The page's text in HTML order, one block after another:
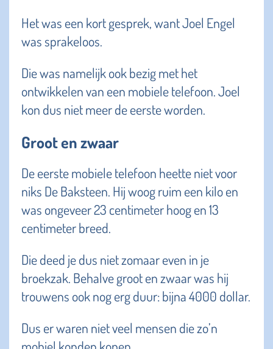
Het was een kort gesprek, want Joel Engel
was sprakeloos.
Die was namelijk ook bezig met het
ontwikkelen van een mobiele telefoon. Joel
kon dus niet meer de eerste worden.
Groot en zwaar
De eerste mobiele telefoon heette niet voor
niks De Baksteen. Hij woog ruim een kilo en
was ongeveer 23 centimeter hoog en 13
centimeter breed.
Die deed je dus niet zomaar even in je
broekzak. Behalve groot en zwaar was hij
trouwens ook nog erg duur: bijna 4000 dollar.
Dus er waren niet veel mensen die zo’n